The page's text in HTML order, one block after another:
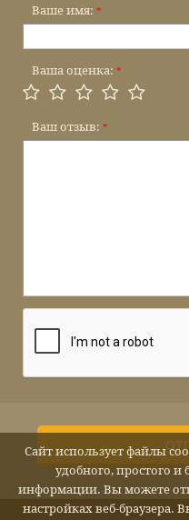
Ваше имя: *
Ваша оценка: *
Ваш отзыв: *
Сайт использует файлы
удобного, простого и
информации. Вы можете
настройках веб-